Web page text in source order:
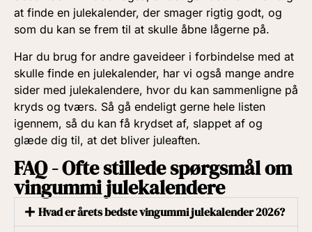
at finde en julekalender, der smager rigtig godt, og
som du kan se frem til at skulle åbne lågerne på.
Har du brug for andre gaveideer i forbindelse med at
skulle finde en julekalender, har vi også mange andre
sider med julekalendere, hvor du kan sammenligne på
kryds og tværs. Så gå endeligt gerne hele listen
igennem, så du kan få krydset af, slappet af og
glæde dig til, at det bliver juleaften.
FAQ - Ofte stillede spørgsmål om
vingummi julekalendere
Hvad er årets bedste vingummi julekalender 2026?